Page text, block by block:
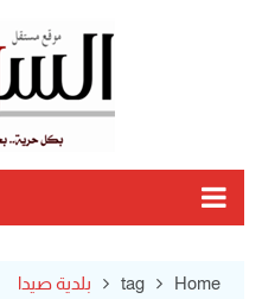
Home
tag بلدية صيدا